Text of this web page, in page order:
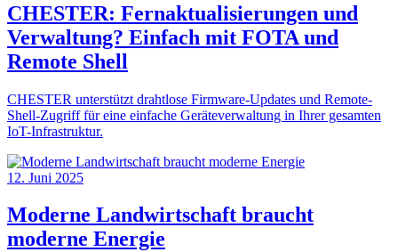
CHESTER: Fernaktualisierungen und
Verwaltung? Einfach mit FOTA und
Remote Shell
CHESTER unterstützt drahtlose Firmware-Updates und Remote-
Shell-Zugriff für eine einfache Geräteverwaltung in Ihrer gesamten
IoT-Infrastruktur.
12. Juni 2025
Moderne Landwirtschaft braucht
moderne Energie